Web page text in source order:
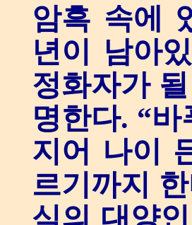
암흑 속에
년이 남아
정화자가
명한다. “
지어 나이
르기까지
식의 대양